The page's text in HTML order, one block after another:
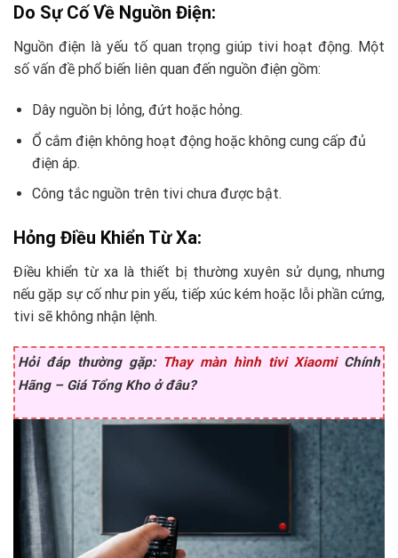
Do Sự Cố Về Nguồn Điện:
Nguồn điện là yếu tố quan trọng giúp tivi hoạt động. Một
số vấn đề phổ biến liên quan đến nguồn điện gồm:
Dây nguồn bị lỏng, đứt hoặc hỏng.
Ổ cắm điện không hoạt động hoặc không cung cấp đủ
điện áp.
Công tắc nguồn trên tivi chưa được bật.
Hỏng Điều Khiển Từ Xa:
Điều khiển từ xa là thiết bị thường xuyên sử dụng, nhưng
nếu gặp sự cố như pin yếu, tiếp xúc kém hoặc lỗi phần cứng,
tivi sẽ không nhận lệnh.
Hỏi đáp thường gặp: Thay màn hình tivi XiaomiChính
Hãng – Giá Tổng Kho ở đâu?